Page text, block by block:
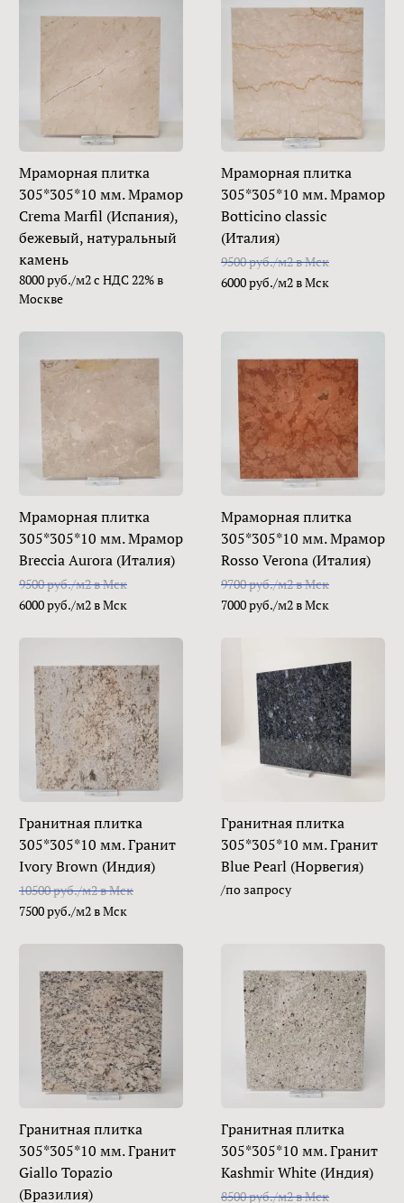
Мраморная плитка
305*305*10 мм. Мрамор
Crema Marfil (Испания),
бежевый, натуральный
камень
8000 руб./м2 с НДС 22% в
Москве
Мраморная плитка
305*305*10 мм. Мрамор
Botticino classic
(Италия)
9500 руб./м2 в Мск
6000 руб./м2 в Мск
Мраморная плитка
305*305*10 мм. Мрамор
Breccia Aurora (Италия)
9500 руб./м2 в Мск
6000 руб./м2 в Мск
Мраморная плитка
305*305*10 мм. Мрамор
Rosso Verona (Италия)
9700 руб./м2 в Мск
7000 руб./м2 в Мск
Гранитная плитка
305*305*10 мм. Гранит
Ivory Brown (Индия)
10500 руб./м2 в Мск
7500 руб./м2 в Мск
Гранитная плитка
305*305*10 мм. Гранит
Blue Pearl (Норвегия)
/по запросу
Гранитная плитка
305*305*10 мм. Гранит
Giallo Topazio
(Бразилия)
Гранитная плитка
305*305*10 мм. Гранит
Kashmir White (Индия)
8500 руб./м2 в Мск